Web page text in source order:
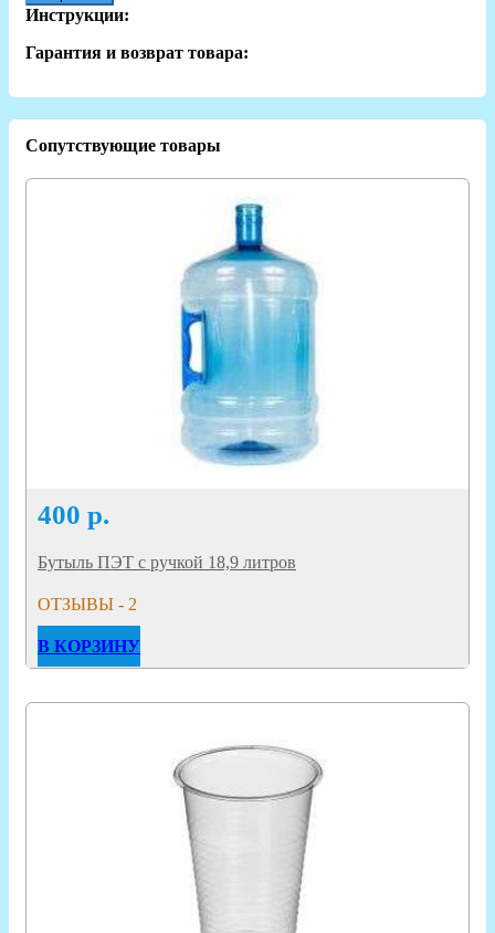
Инструкции:
Гарантия и возврат товара:
Сопутствующие товары
400 р.
Бутыль ПЭТ с ручкой 18,9 литров
ОТЗЫВЫ - 2
В КОРЗИНУ